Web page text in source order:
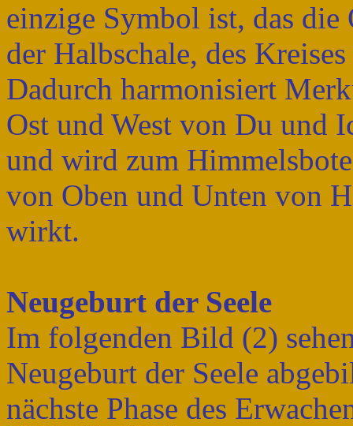
einzige Symbol ist, das die
der Halbschale, des
Dadurch harmonisiert
Ost und West von Du und
und wird zum
von Oben und Unten von
wirkt.
Neugeburt der Seele
Im folgenden Bild (2)
Neugeburt der Seele
nächste Phase des